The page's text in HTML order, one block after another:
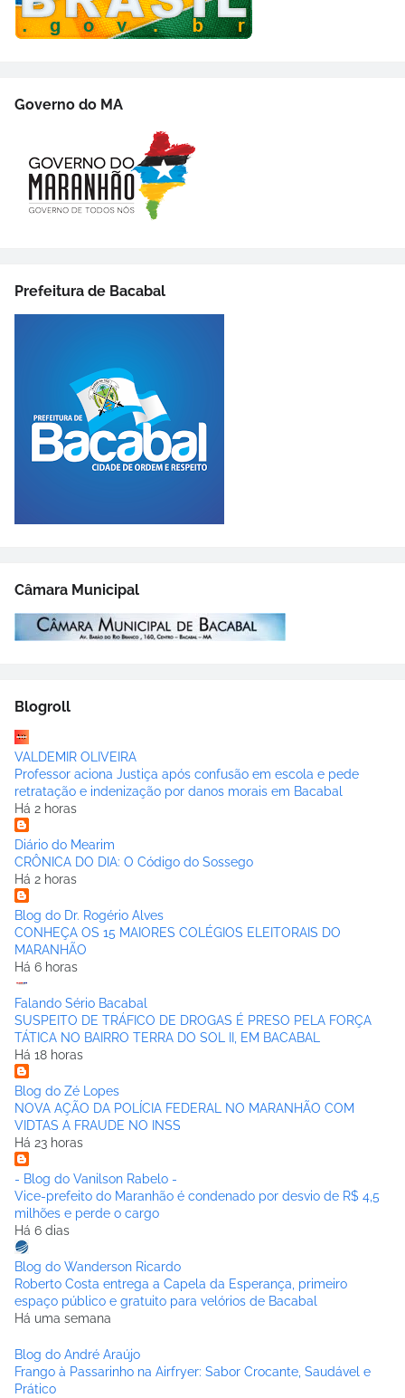
Governo do MA
Prefeitura de Bacabal
Câmara Municipal
Blogroll
VALDEMIR OLIVEIRA
Professor aciona Justiça após confusão em escola e pede
retratação e indenização por danos morais em Bacabal
Há 2 horas
Diário do Mearim
CRÔNICA DO DIA: O Código do Sossego
Há 2 horas
Blog do Dr. Rogério Alves
CONHEÇA OS 15 MAIORES COLÉGIOS ELEITORAIS DO
MARANHÃO
Há 6 horas
Falando Sério Bacabal
SUSPEITO DE TRÁFICO DE DROGAS É PRESO PELA FORÇA
TÁTICA NO BAIRRO TERRA DO SOL II, EM BACABAL
Há 18 horas
Blog do Zé Lopes
NOVA AÇÃO DA POLÍCIA FEDERAL NO MARANHÃO COM
VIDTAS A FRAUDE NO INSS
Há 23 horas
- Blog do Vanilson Rabelo -
Vice-prefeito do Maranhão é condenado por desvio de R$ 4,5
milhões e perde o cargo
Há 6 dias
Blog do Wanderson Ricardo
Roberto Costa entrega a Capela da Esperança, primeiro
espaço público e gratuito para velórios de Bacabal
Há uma semana
Blog do André Araújo
Frango à Passarinho na Airfryer: Sabor Crocante, Saudável e
Prático